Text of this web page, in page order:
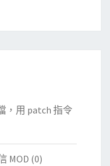
，用 patch 指令
MOD (0)